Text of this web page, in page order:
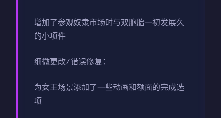
增加了参观奴隶市场时与双胞胎一初发展久
的小项件
细微更改/错误修复：
为女王场景添加了一些动画和额面的完成选
项